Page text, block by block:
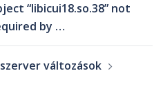
“libicui18.so.38” not
by …
változások